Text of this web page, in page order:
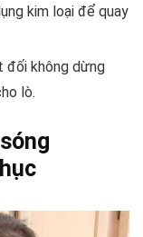
kim loại để quay
đối không dừng
lò.